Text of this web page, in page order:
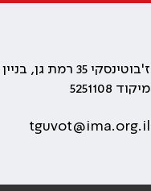
ז'בוטינסקי 35 רמת גן, בניין התאומים 2
מיקוד 5251108
tguvot@ima.org.il